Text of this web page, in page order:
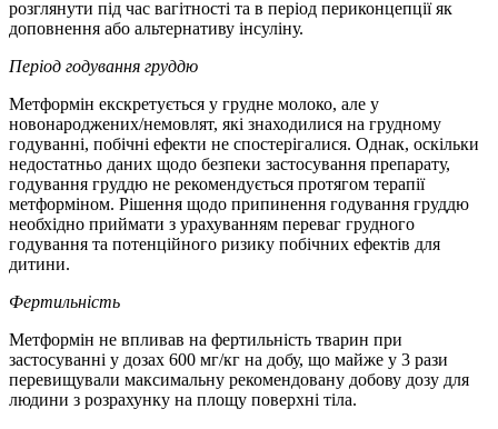
розглянути під час вагітності та в період периконцепції як
доповнення або альтернативу інсуліну.
Період годування груддю
Метформін екскретується у грудне молоко, але у
новонароджених/немовлят, які знаходилися на грудному
годуванні, побічні ефекти не спостерігалися. Однак, оскільки
недостатньо даних щодо безпеки застосування препарату,
годування груддю не рекомендується протягом терапії
метформіном. Рішення щодо припинення годування груддю
необхідно приймати з урахуванням переваг грудного
годування та потенційного ризику побічних ефектів для
дитини.
Фертильність
Метформін не впливав на фертильність тварин при
застосуванні у дозах 600 мг/кг на добу, що майже у 3 рази
перевищували максимальну рекомендовану добову дозу для
людини з розрахунку на площу поверхні тіла.